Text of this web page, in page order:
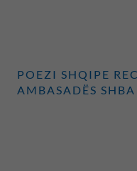
POEZI SHQIPE
AMBASADËS SHBA